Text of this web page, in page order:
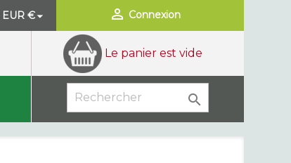
EUR €  Connexion
Le panier est vide
